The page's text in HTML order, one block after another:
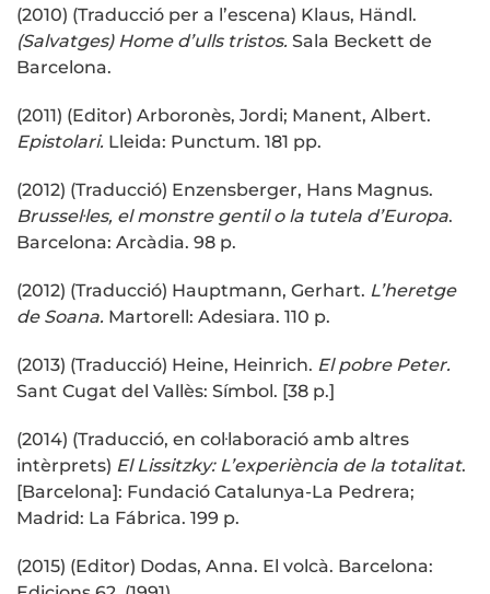
(2010) (Traducció per a l’escena) Klaus, Händl.
(Salvatges) Home d’ulls tristos. Sala Beckett de
Barcelona.
(2011) (Editor) Arboronès, Jordi; Manent, Albert.
Epistolari. Lleida: Punctum. 181 pp.
(2012) (Traducció) Enzensberger, Hans Magnus.
Brussel·les, el monstre gentil o la tutela d’Europa.
Barcelona: Arcàdia. 98 p.
(2012) (Traducció) Hauptmann, Gerhart. L’heretge
de Soana. Martorell: Adesiara. 110 p.
(2013) (Traducció) Heine, Heinrich. El pobre Peter.
Sant Cugat del Vallès: Símbol. [38 p.]
(2014) (Traducció, en col·laboració amb altres
intèrprets) El Lissitzky: L’experiència de la totalitat.
[Barcelona]: Fundació Catalunya-La Pedrera;
Madrid: La Fábrica. 199 p.
(2015) (Editor) Dodas, Anna. El volcà. Barcelona: